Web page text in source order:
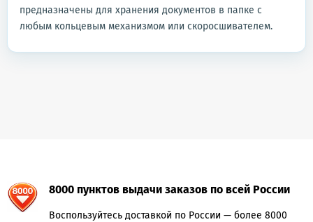
предназначены для хранения документов в папке с
любым кольцевым механизмом или скоросшивателем.
8000 пунктов выдачи заказов по всей России
Воспользуйтесь доставкой по России — более 8000